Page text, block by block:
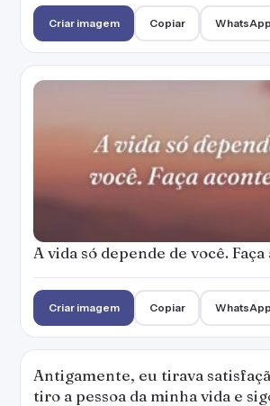
Criar imagem Copiar WhatsApp
A vida só depende de você.
Criar imagem Copiar WhatsApp
Antigamente, eu tirava
tiro a pessoa da minha vida e